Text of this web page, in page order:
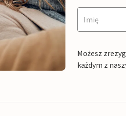
Możesz
każdym z